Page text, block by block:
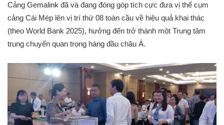
Cảng Gemalink đã và đang đóng góp tích cực đưa vị thế cụm
cảng Cái Mép lên vị trí thứ 08 toàn cầu về hiệu quả khai thác
(theo World Bank 2025), hưởng đến trở thành một Trung tâm
trung chuyển quan trọng hàng đầu châu Á.